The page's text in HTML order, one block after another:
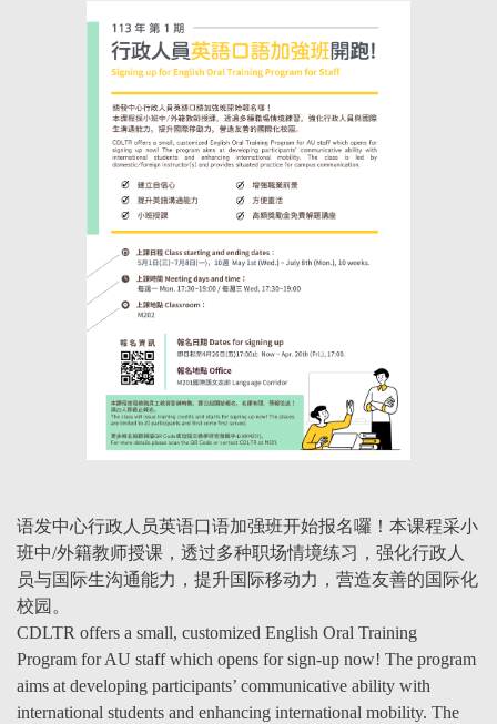
语发中心行政人员英语口语加强班开始报名囉！本课程采小
班中/外籍教师授课，透过多种职场情境练习，强化行政人
员与国际生沟通能力，提升国际移动力，营造友善的国际化
校园。
CDLTR offers a small, customized English Oral Training
Program for AU staff which opens for sign-up now! The program
aims at developing participants’ communicative ability with
international students and enhancing international mobility. The